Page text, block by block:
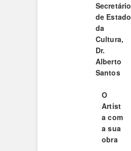
Secretário
de Estado
da
Cultura,
Dr.
Alberto
Santos
O
Artist
a com
a sua
obra